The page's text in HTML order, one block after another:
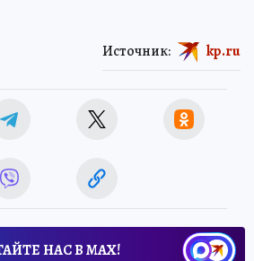
Источник: kp.ru
НАС В МАХ!